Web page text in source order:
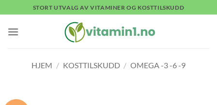
to
content
STORT UTVALG AV VITAMINER OG KOSTTILSKUDD
HJEM / KOSTTILSKUDD / OMEGA -3 -6 -9